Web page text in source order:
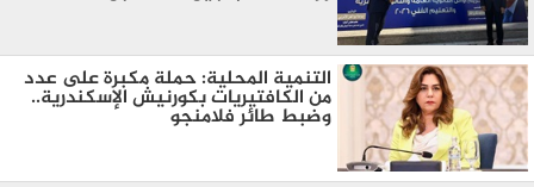
التنمية المحلية: حملة مكبرة على عدد
من الكافتيريات بكورنيش الإسكندرية..
وضبط طائر فلامنجو